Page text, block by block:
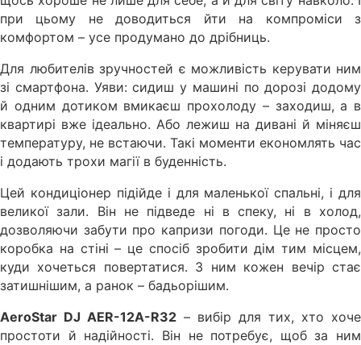
при цьому не доводиться йти на компроміси з
комфортом – усе продумано до дрібниць.
Для любителів зручностей є можливість керувати ним
зі смартфона. Уяви: сидиш у машині по дорозі додому
й одним дотиком вмикаєш прохолоду – заходиш, а в
квартирі вже ідеально. Або лежиш на дивані й міняєш
температуру, не встаючи. Такі моменти економлять час
і додають трохи магії в буденність.
Цей кондиціонер підійде і для маленької спальні, і для
великої зали. Він не підведе ні в спеку, ні в холод,
дозволяючи забути про капризи погоди. Це не просто
коробка на стіні – це спосіб зробити дім тим місцем,
куди хочеться повертатися. З ним кожен вечір стає
затишнішим, а ранок – бадьорішим.
AeroStar DJ AER-12A-R32 – вибір для тих, хто хоче
простоти й надійності. Він не потребує, щоб за ним